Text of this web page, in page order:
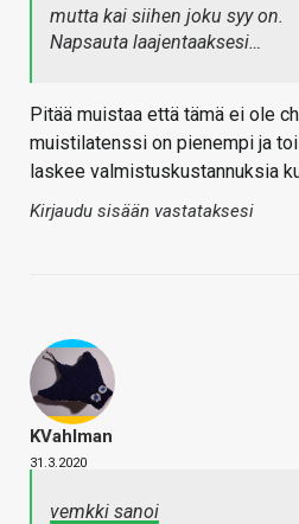
mutta kai siihen joku syy on.
Napsauta laajentaaksesi…
Pitää muistaa että tämä ei ole
muistilatenssi on pienempi ja
laskee valmistuskustannuksia
Kirjaudu sisään vastataksesi
KVahlman
31.3.2020
vemkki sanoi